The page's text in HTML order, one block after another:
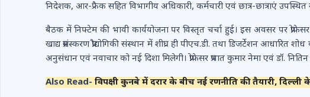
निदेशक, आर-फ्रैक सहित विभागीय अधिकारी, कर्मचारी एवं छात्र-छात्राएं उपस्थित
बैठक में निफ्टेम की भावी कार्ययोजना पर विस्तृत चर्चा हुई। इस अवसर पर
खाद्य प्रसंस्करण प्रौद्योगिकी संस्थान में शीघ्र ही पीएच.डी. तथा डिजर्टेशन आधारित
अनुसंधान एवं नवाचार को नई दिशा मिलेगी। प्रोफेसर प्रभात कुमार नेमा एवं डॉ.
Also Read- विपक्षी कुनबे में दरार के बीच नई रणनीति की तैयारी,